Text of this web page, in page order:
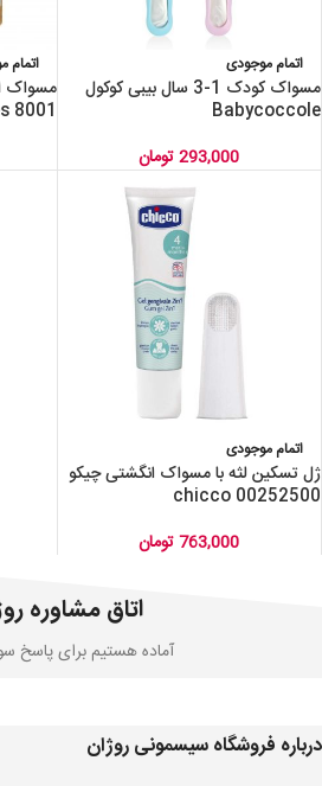
اتمام موجودی
مسواک کودک 1-3 سال بیبی کوکول
Babycoccole
293,000تومان
اتمام
مسواک
8001 panberes
اتمام موجودی
ژل تسکین لثه با مسواک انگشتی چیکو
chicco 00252500
763,000تومان
اتاق مشاوره
آماده هستیم برای پاسخ
درباره فروشگاه سیسمونی روژان